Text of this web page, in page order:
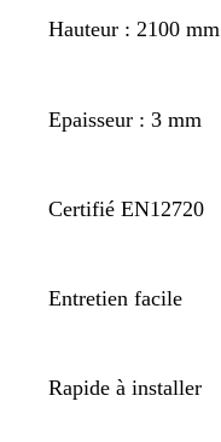
Hauteur : 2100 mm
Epaisseur : 3 mm
Certifié EN12720
Entretien facile
Rapide à installer